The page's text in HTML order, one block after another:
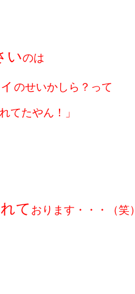
いのは
のせいかしら？って
てたやん！」
て おります・・・（笑）